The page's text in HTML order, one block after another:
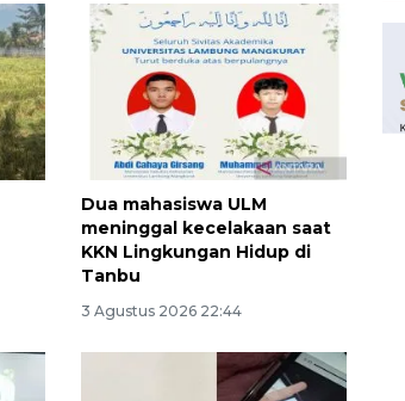
Dua mahasiswa ULM
meninggal kecelakaan saat
KKN Lingkungan Hidup di
Tanbu
3 Agustus 2026 22:44